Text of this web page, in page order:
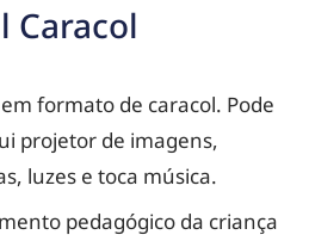
Caracol
formato de caracol. Pode
projetor de imagens,
luzes e toca música.
pedagógico da criança